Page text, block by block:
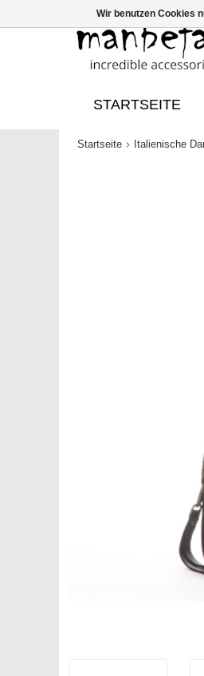
STARTSEITE
Startseite Italienische
Wir benutzen Cookies